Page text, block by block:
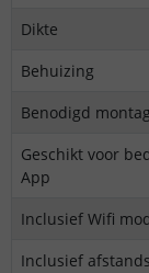
Dikte
Behuizing
Benodigd
Geschikt voor
App
Inclusief Wifi
Inclusief